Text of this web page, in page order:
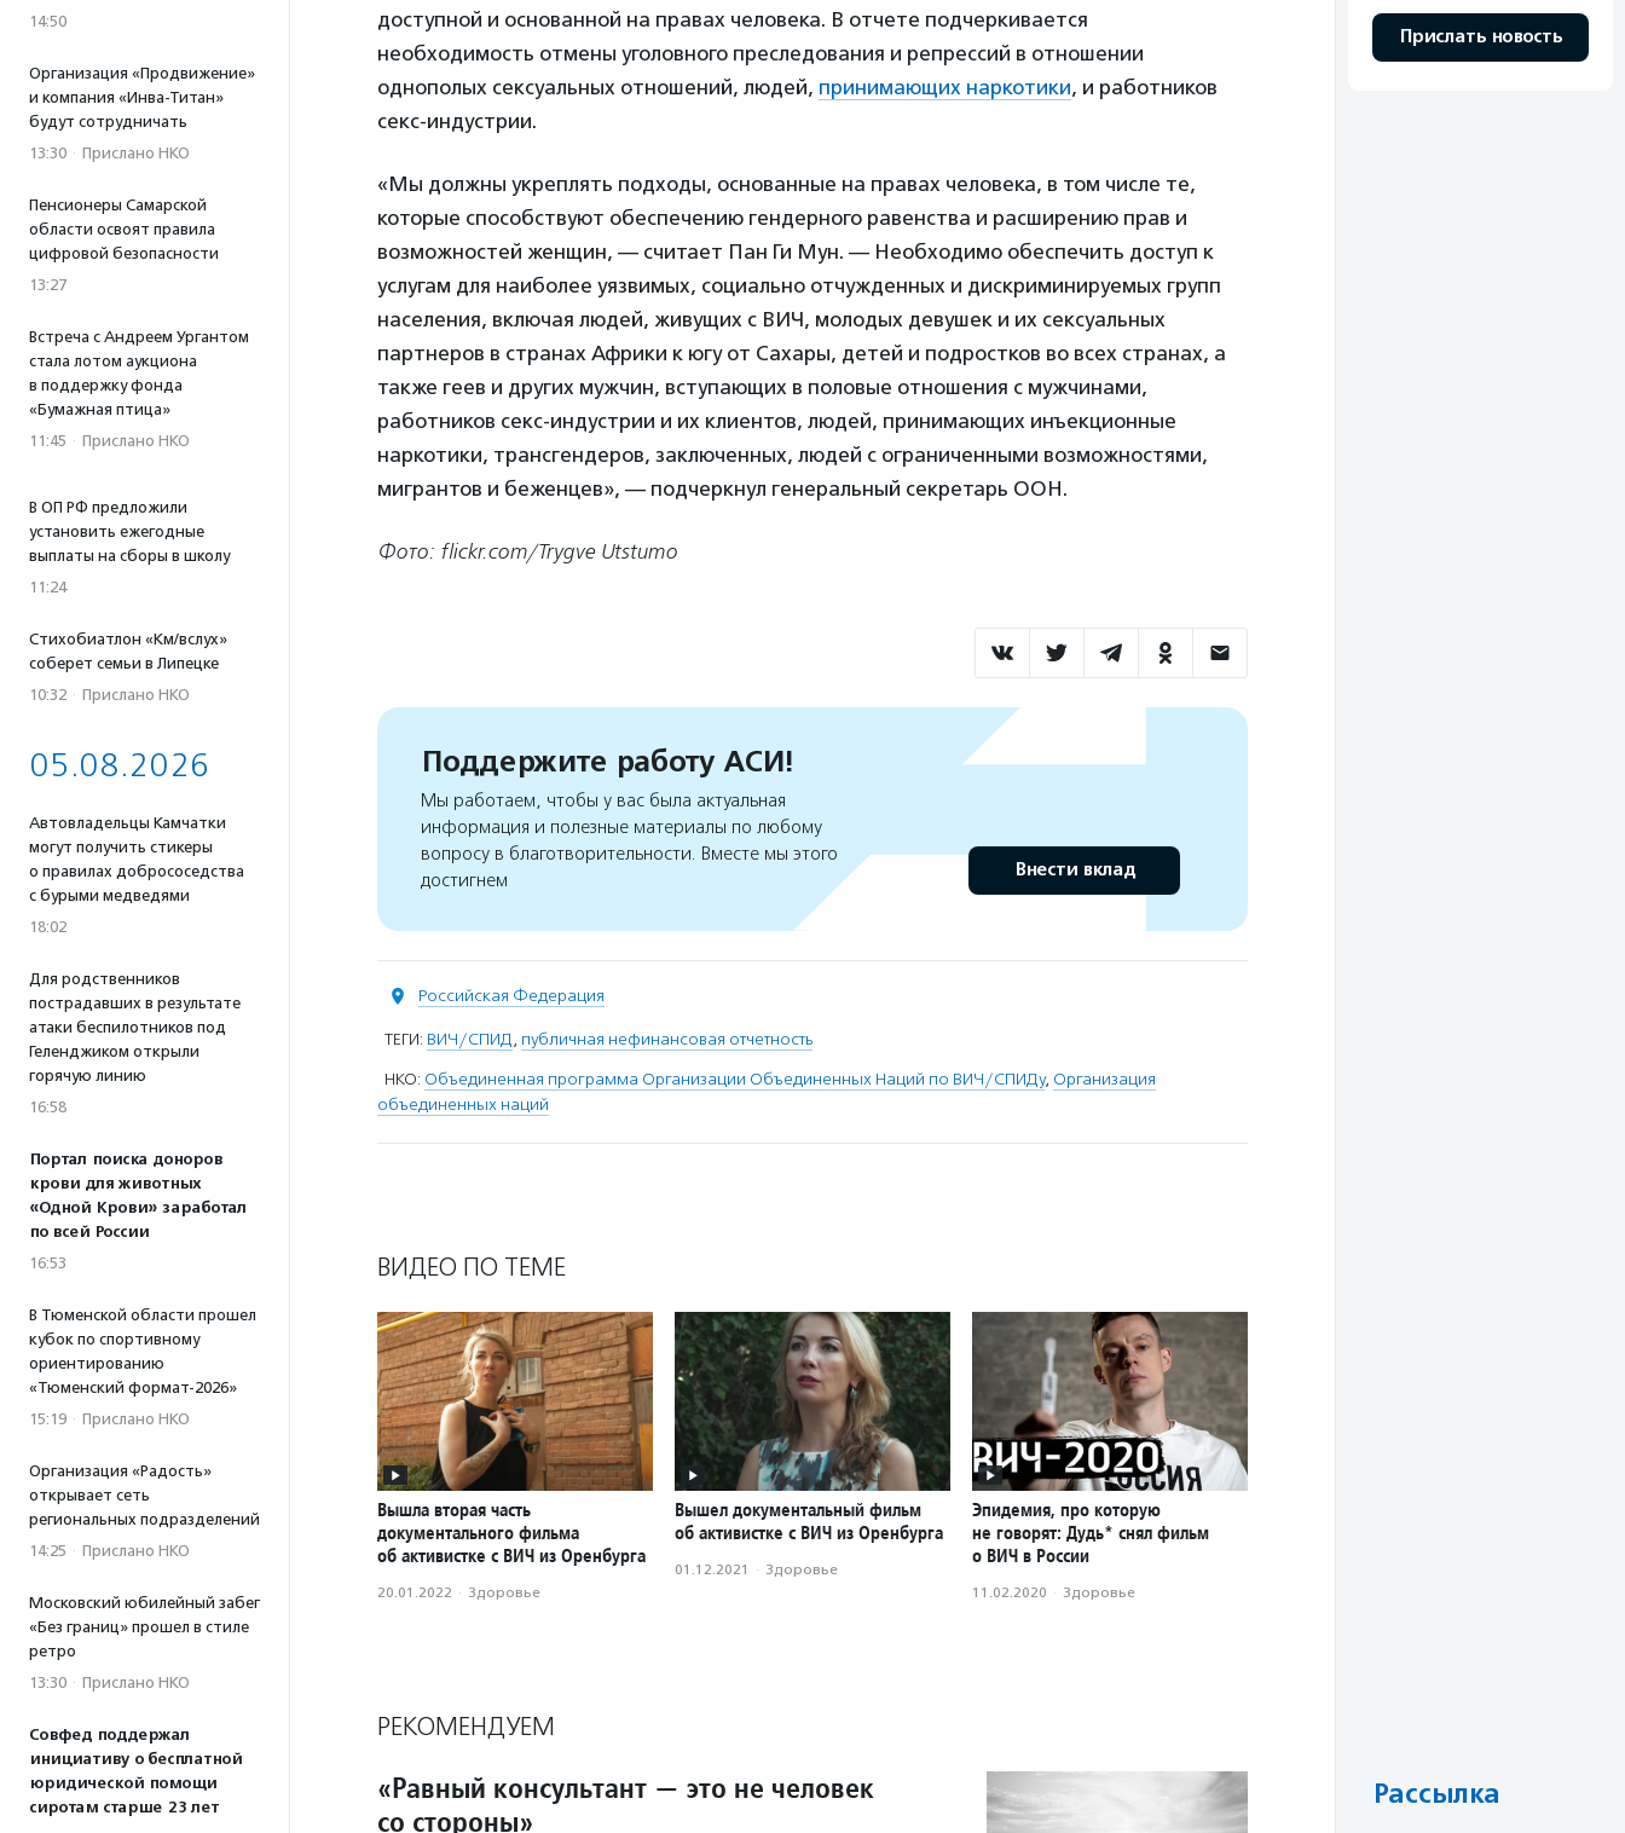
14:50
Организация «Продвижение»
и компания «Инва-Титан»
будут сотрудничать
13:30 · Прислано НКО
Пенсионеры Самарской
области освоят правила
цифровой безопасности
13:27
Встреча с Андреем Ургантом
стала лотом аукциона
в поддержку фонда
«Бумажная птица»
11:45 · Прислано НКО
В ОП РФ предложили
установить ежегодные
выплаты на сборы в школу
11:24
Стихобиатлон «Км/вслух»
соберет семьи в Липецке
10:32 · Прислано НКО
05.08.2026
Автовладельцы Камчатки
могут получить стикеры
о правилах добрососедства
с бурыми медведями
18:02
Для родственников
пострадавших в результате
атаки беспилотников под
Геленджиком открыли
горячую линию
16:58
Портал поиска доноров
крови для животных
«Одной Крови» заработал
по всей России
16:53
В Тюменской области прошел
кубок по спортивному
ориентированию
«Тюменский формат-2026»
15:19 · Прислано НКО
Организация «Радость»
открывает сеть
региональных подразделений
14:25 · Прислано НКО
Московский юбилейный забег
«Без границ» прошел в стиле
ретро
13:30 · Прислано НКО
Совфед поддержал
инициативу о бесплатной
юридической помощи
сиротам старше 23 лет
доступной и основанной на правах человека. В отчете подчеркивается
необходимость отмены уголовного преследования и репрессий в отношении
однополых сексуальных отношений, людей, принимающих наркотики, и работников
секс-индустрии.
«Мы должны укреплять подходы, основанные на правах человека, в том числе те,
которые способствуют обеспечению гендерного равенства и расширению прав и
возможностей женщин, — считает Пан Ги Мун. — Необходимо обеспечить доступ к
услугам для наиболее уязвимых, социально отчужденных и дискриминируемых групп
населения, включая людей, живущих с ВИЧ, молодых девушек и их сексуальных
партнеров в странах Африки к югу от Сахары, детей и подростков во всех странах, а
также геев и других мужчин, вступающих в половые отношения с мужчинами,
работников секс-индустрии и их клиентов, людей, принимающих инъекционные
наркотики, трансгендеров, заключенных, людей с ограниченными возможностями,
мигрантов и беженцев», — подчеркнул генеральный секретарь ООН.
Фото: flickr.com/Trygve Utstumo
Поддержите работу АСИ!
Мы работаем, чтобы у вас была актуальная
информация и полезные материалы по любому
вопросу в благотворительности. Вместе мы этого
достигнем
Внести вклад
Российская Федерация
ТЕГИ: ВИЧ/СПИД, публичная нефинансовая отчетность
НКО: Объединенная программа Организации Объединенных Наций по ВИЧ/СПИДу, Организация
объединенных наций
ВИДЕО ПО ТЕМЕ
Вышла вторая часть
документального фильма
об активистке с ВИЧ из Оренбурга
20.01.2022 · Здоровье
Вышел документальный фильм
об активистке с ВИЧ из Оренбурга
01.12.2021 · Здоровье
Эпидемия, про которую
не говорят: Дудь* снял фильм
о ВИЧ в России
11.02.2020 · Здоровье
РЕКОМЕНДУЕМ
«Равный консультант — это не человек
со стороны»
Прислать новость
Рассылка